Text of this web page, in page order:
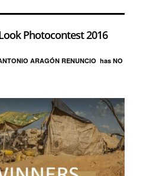
Photocontest 2016
ARAGÓN RENUNCIO has NO